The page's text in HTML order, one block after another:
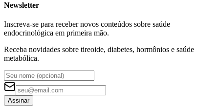
Newsletter
Inscreva-se para receber novos conteúdos sobre saúde
endocrinológica em primeira mão.
Receba novidades sobre tireoide, diabetes, hormônios e saúde
metabólica.
Assinar